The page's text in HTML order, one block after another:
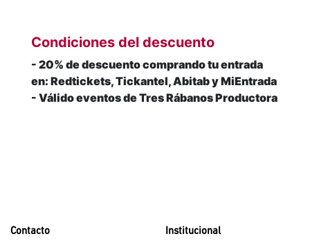
Condiciones del descuento
- 20% de descuento comprando tu entrada
en: Redtickets, Tickantel, Abitab y MiEntrada
- Válido eventos de Tres Rábanos Productora
Contacto Institucional